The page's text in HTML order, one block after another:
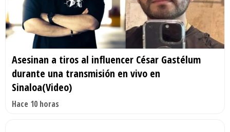
Asesinan a tiros al influencer César Gastélum
durante una transmisión en vivo en
Sinaloa(Video)
Hace 10 horas